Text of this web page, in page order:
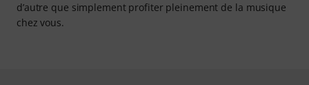
d’autre que simplement profiter pleinement de la musique
chez vous.